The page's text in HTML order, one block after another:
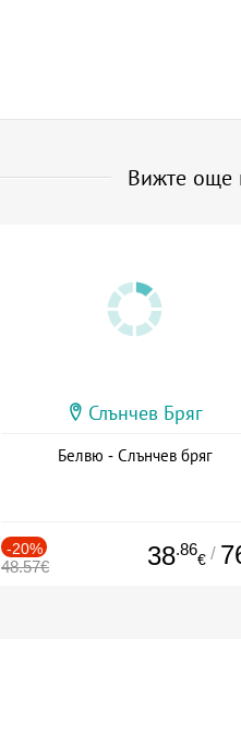
Вижте още
Слънчев Бряг
Белвю - Слънчев бряг
-20%
48.57€ 38.86
€ /